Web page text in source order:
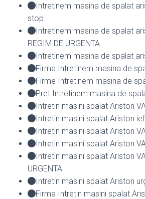
Intretinem masina de spalat
stop
Intretinem masina de spalat
REGIM DE URGENTA
Intretinem masina de spalat
Firma Intretinem masina de
Firme Intretinem masina de
Pret Intretinem masina de
Intretin masini spalat Ariston
Intretin masini spalat Ariston
Intretin masini spalat Ariston
Intretin masini spalat Ariston
Intretin masini spalat Ariston
URGENTA
Intretin masini spalat Ariston
Firma Intretin masini spalat